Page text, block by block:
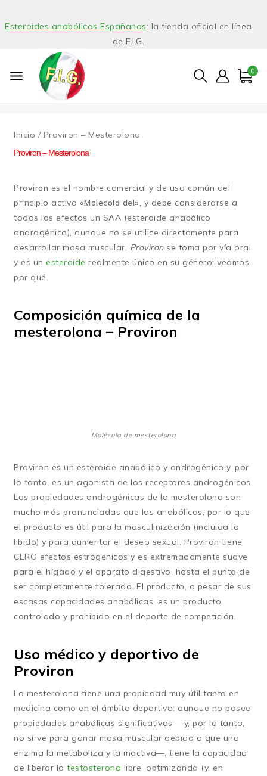
Esteroides anabólicos Españanos: la tienda oficial en línea
de F.I.G.
0
Inicio / Proviron – Mesterolona
Proviron – Mesterolona
Proviron es el nombre comercial y de uso común del
principio activo «Molecola del», y debe considerarse a
todos los efectos un SAA (esteroide anabólico
androgénico), aunque no se utilice directamente para
desarrollar masa muscular. Provironse toma por vía oral
y es un esteroide realmente único en su género: veamos
por qué.
Composición química de la
mesterolona – Proviron
Molécula de mesterolona
Proviron es un esteroide anabólico y androgénico y, por
lo tanto, es un agonista de los receptores androgénicos.
Las propiedades androgénicas de la mesterolona son
mucho más pronunciadas que las anabólicas, por lo que
el producto es útil para la masculinización (incluida la
libido) y para aumentar el deseo sexual. Proviron tiene
CERO efectos estrogénicos y es extremadamente suave
para el hígado y el aparato digestivo, hasta el punto de
ser completamente tolerado. El producto, a pesar de sus
escasas capacidades anabólicas, es un producto
controlado y prohibido en el deporte de competición.
Uso médico y deportivo de
Proviron
La mesterolona tiene una propiedad muy útil tanto en
medicina como en el ámbito deportivo: aunque no posee
propiedades anabólicas significativas —y, por lo tanto,
no sirve para ganar masa muscular debido a que una
enzima la metaboliza y la inactiva—, tiene la capacidad
de liberar la testosterona libre, optimizando (y, en